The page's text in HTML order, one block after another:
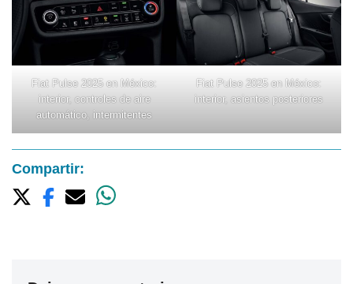
Fiat Pulse 2025 en México:
interior, controles de aire
automático, intermitentes
Fiat Pulse 2025 en México:
interior, asientos posteriores
Compartir: